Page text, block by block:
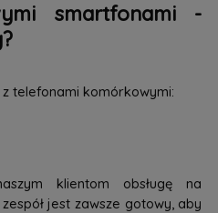
smartfonami -
telefonami komórkowymi:
klientom obsługę na
jest zawsze gotowy, aby